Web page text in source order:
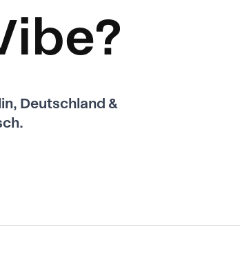
Deutschland &